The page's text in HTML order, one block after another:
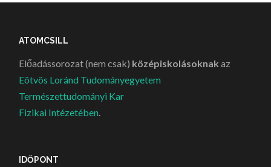
ATOMCSILL
Előadássorozat (nem csak) középiskolásoknak az
Eötvös Loránd Tudományegyetem
Természettudományi Kar
Fizikai Intézetében.
IDŐPONT